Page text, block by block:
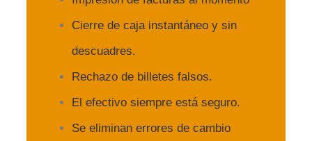
Cierre de caja instantáneo y sin
descuadres.
Rechazo de billetes falsos.
El efectivo siempre está seguro.
Se eliminan errores de cambio